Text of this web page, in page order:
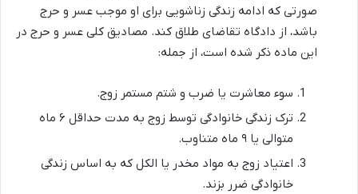
صورتی که ادامه زندگی زناشویی برای او موجب عسر و حرج
باشد، از دادگاه تقاضای طلاق کند. مصادیق کلی عسر و حرج در
این ماده ذکر شده است، از جمله:
سوء معاشرت یا ضرب و شتم مستمر زوج.
ترک زندگی خانوادگی توسط زوج به مدت حداقل ۶ ماه
متوالی یا ۹ ماه متناوب.
اعتیاد زوج به مواد مخدر یا الکل که به اساس زندگی
خانوادگی ضرر بزند.